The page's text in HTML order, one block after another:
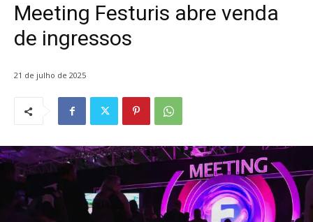
Meeting Festuris abre venda
de ingressos
21 de julho de 2025